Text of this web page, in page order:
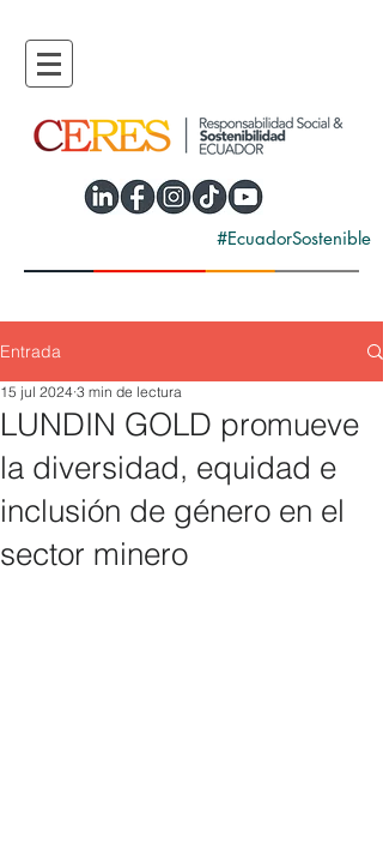
#EcuadorSostenible
Entrada
LUNDIN GOLD promueve
la diversidad, equidad e
inclusión de género en el
sector minero
15 jul 2024 3 min de lectura